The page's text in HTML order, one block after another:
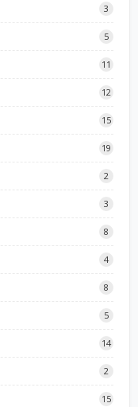
3
5
11
12
15
19
2
3
8
4
8
5
14
2
15